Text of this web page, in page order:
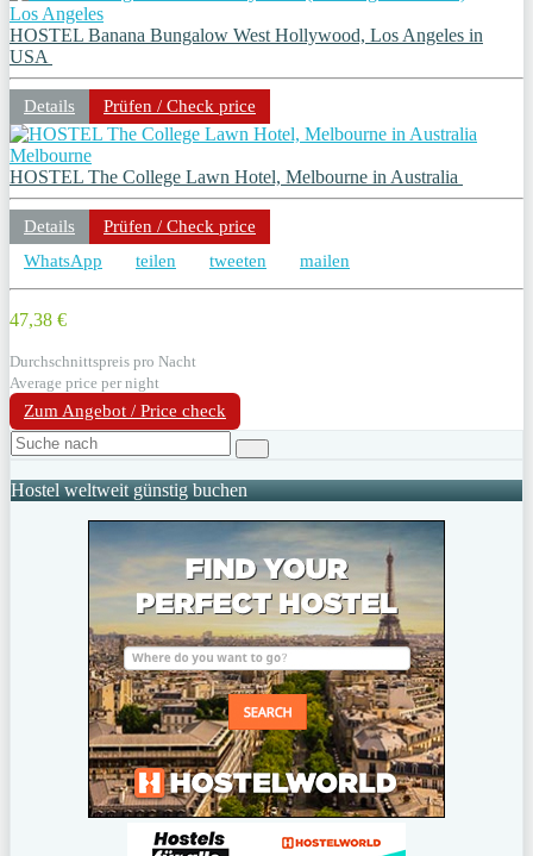
Los Angeles
HOSTEL Banana Bungalow West Hollywood, Los Angeles in
USA
Details Prüfen / Check price
Melbourne
HOSTEL The College Lawn Hotel, Melbourne in Australia
Details
Prüfen / Check price
WhatsApp
teilen tweeten mailen
47,38 €
Durchschnittspreis pro Nacht
Average price per night
Zum Angebot / Price check
Hostel weltweit günstig buchen